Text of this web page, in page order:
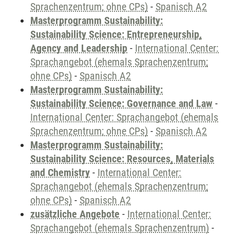
Sprachenzentrum; ohne CPs) - Spanisch A2
Masterprogramm Sustainability:
Sustainability Science: Entrepreneurship,
Agency and Leadership - International Center:
Sprachangebot (ehemals Sprachenzentrum;
ohne CPs) - Spanisch A2
Masterprogramm Sustainability:
Sustainability Science: Governance and Law -
International Center: Sprachangebot (ehemals
Sprachenzentrum; ohne CPs) - Spanisch A2
Masterprogramm Sustainability:
Sustainability Science: Resources, Materials
and Chemistry - International Center:
Sprachangebot (ehemals Sprachenzentrum;
ohne CPs) - Spanisch A2
zusätzliche Angebote - International Center:
Sprachangebot (ehemals Sprachenzentrum) -